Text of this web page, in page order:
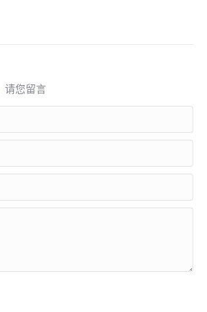
请您留言